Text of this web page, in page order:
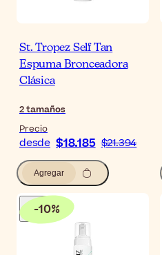
St. Tropez Self Tan
Espuma Bronceadora
Clásica
2tamaños
Precio
desde $18.185 $21.394
Agregar
-10%